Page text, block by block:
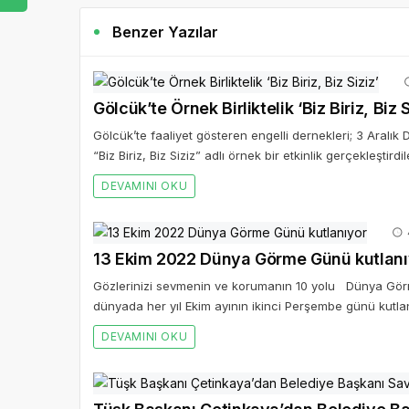
Benzer Yazılar
Gölcük’te Örnek Birliktelik ‘Biz Biriz, Biz
Gölcük’te faaliyet gösteren engelli dernekleri; 3 Aralık
“Biz Biriz, Biz Siziz” adlı örnek bir etkinlik
DEVAMINI OKU
13 Ekim 2022 Dünya Görme Günü
Gözlerinizi sevmenin ve korumanın 10 yolu Dünya
dünyada her yıl Ekim ayının ikinci Perşembe günü
DEVAMINI OKU